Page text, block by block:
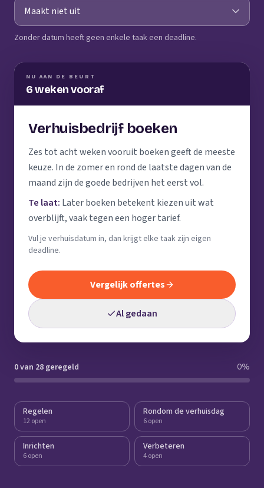
Zonder datum heeft geen enkele taak een deadline.
NU AAN DE BEURT
6 weken vooraf
Verhuisbedrijf boeken
Zes tot acht weken vooruit boeken geeft de meeste
keuze. In de zomer en rond de laatste dagen van de
maand zijn de goede bedrijven het eerst vol.
Te laat: Later boeken betekent kiezen uit wat
overblijft, vaak tegen een hoger tarief.
Vul je verhuisdatum in, dan krijgt elke taak zijn eigen
deadline.
Vergelijk offertes
Al gedaan
0 van 28 geregeld 0%
Regelen
12 open
Rondom de verhuisdag
6 open
Inrichten
6 open
Verbeteren
4 open